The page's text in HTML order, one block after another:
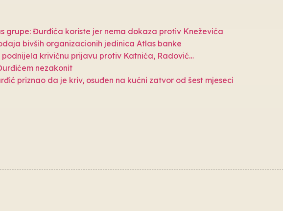
grupe: Đurđića koriste jer nema dokaza protiv Kneževića
bivših organizacionih jedinica Atlas banke
krivičnu prijavu protiv Katnića, Radović…
nezakonit
priznao da je kriv, osuđen na kućni zatvor od šest mjeseci